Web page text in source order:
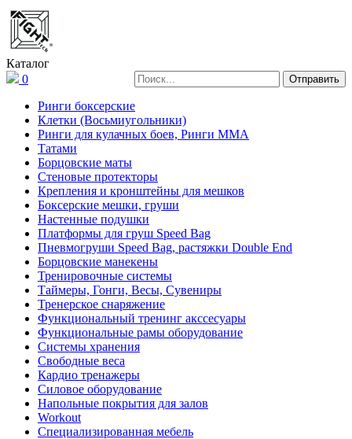
Каталог
0
Ринги боксерские
Клетки (Восьмиугольники)
Ринги для кулачных боев, Ринги ММА
Татами
Борцовские маты
Стеновые протекторы
Крепления и кронштейны для мешков
Боксерские мешки, груши
Настенные подушки
Платформы для груш Speed Bag
Пневмогруши Speed Bag, растяжки Double End
Борцовские манекены
Тренировочные системы
Таймеры, Гонги, Весы, Сувениры
Тренерское снаряжение
Функциональный тренинг акссесуары
Функциональные рамы оборудование
Системы хранения
Свободные веса
Кардио тренажеры
Силовое оборудование
Напольные покрытия для залов
Workout
Специализированная мебель